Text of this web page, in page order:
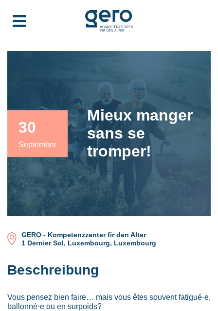
30
September
Mieux manger
sans se
tromper!
GERO - Kompetenzzenter fir den Alter
1 Dernier Sol, Luxembourg, Luxembourg
Beschreibung
Vous pensez bien faire… mais vous êtes souvent fatigué·e,
ballonné·e ou en surpoids?